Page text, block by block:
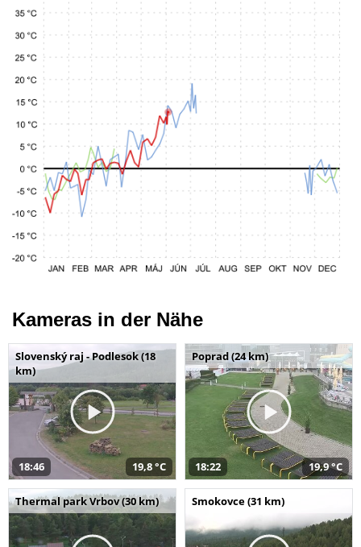
Kameras in der Nähe
Slovenský raj - Podlesok (18
km)
18:46 19,8 °C
Poprad (24 km)
18:22 19,9 °C
Thermal park Vrbov (30 km) Smokovce (31 km)